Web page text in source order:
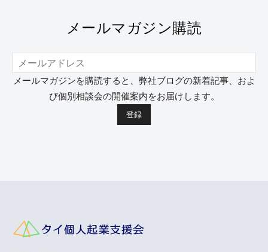
メールマガジン購読
メールマガジンを購読すると、弊社ブログの新着記事、およ
び個別相談会の開催案内をお届けします。